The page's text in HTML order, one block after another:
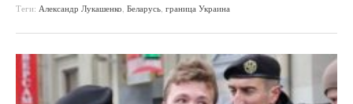
Теги: Александр Лукашенко, Беларусь, граница Украина